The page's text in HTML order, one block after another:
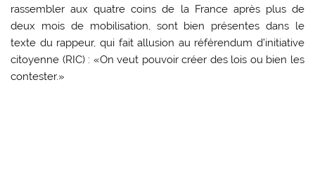
rassembler aux quatre coins de la France après plus de
deux mois de mobilisation, sont bien présentes dans le
texte du rappeur, qui fait allusion au référendum d’initiative
citoyenne (RIC) : «On veut pouvoir créer des lois ou bien les
contester.»